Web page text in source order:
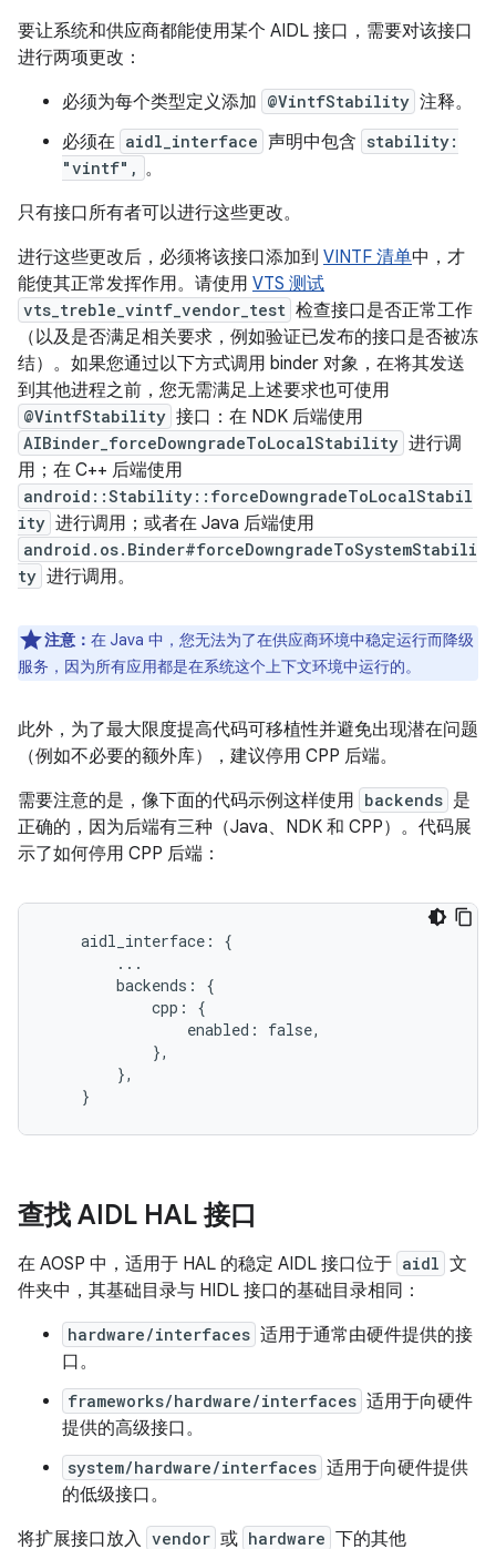
要让系统和供应商都能使用某个 AIDL 接口，需要对该接口
进行两项更改：
必须为每个类型定义添加 @VintfStability 注释。
必须在 aidl_interface 声明中包含 stability:
"vintf", 。
只有接口所有者可以进行这些更改。
进行这些更改后，必须将该接口添加到 VINTF 清单中，才
能使其正常发挥作用。请使用 VTS 测试
vts_treble_vintf_vendor_test 检查接口是否正常工作
（以及是否满足相关要求，例如验证已发布的接口是否被冻
结）。如果您通过以下方式调用 binder 对象，在将其发送
到其他进程之前，您无需满足上述要求也可使用
@VintfStability 接口：在 NDK 后端使用
AIBinder_forceDowngradeToLocalStability 进行调
用；在 C++ 后端使用
android::Stability::forceDowngradeToLocalStabil
ity 进行调用；或者在 Java 后端使用
android.os.Binder#forceDowngradeToSystemStabili
ty 进行调用。
注意： 在 Java 中，您无法为了在供应商环境中稳定运行而降级
服务，因为所有应用都是在系统这个上下文环境中运行的。
此外，为了最大限度提高代码可移植性并避免出现潜在问题
（例如不必要的额外库），建议停用 CPP 后端。
需要注意的是，像下面的代码示例这样使用 backends 是
正确的，因为后端有三种（Java、NDK 和 CPP）。代码展
示了如何停用 CPP 后端：
    aidl_interface: {
        ...
        backends: {
            cpp: {
                enabled: false,
            },
        },
查找 AIDL HAL 接口
在 AOSP 中，适用于 HAL 的稳定 AIDL 接口位于 aidl 文
件夹中，其基础目录与 HIDL 接口的基础目录相同：
hardware/interfaces 适用于通常由硬件提供的接
口。
frameworks/hardware/interfaces 适用于向硬件
提供的高级接口。
system/hardware/interfaces 适用于向硬件提供
的低级接口。
将扩展接口放入 vendor 或 hardware 下的其他